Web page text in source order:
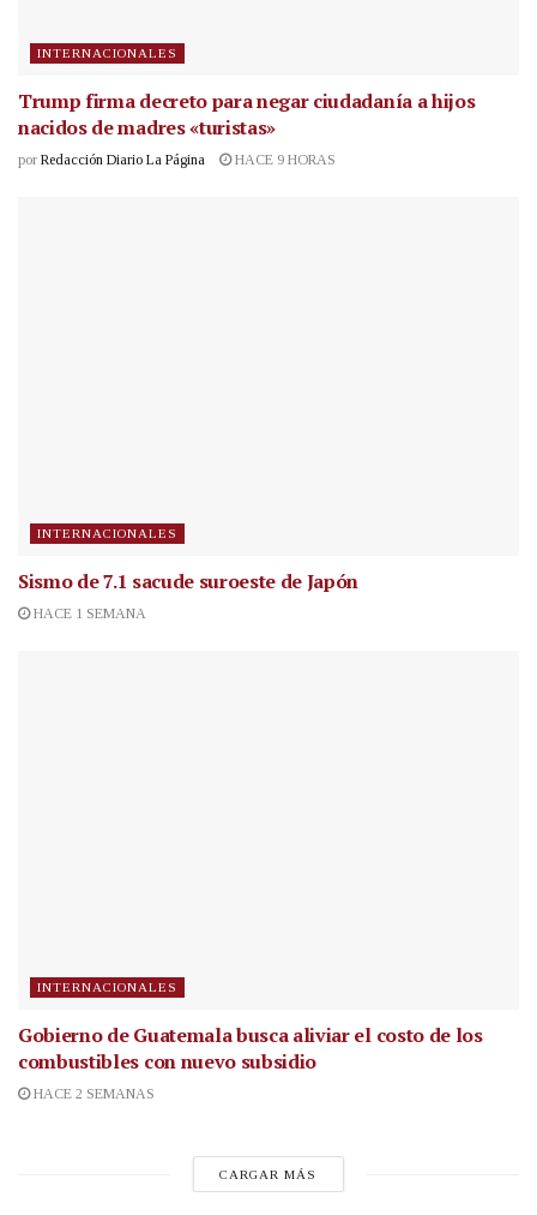
INTERNACIONALES
Trump firma decreto para negar ciudadanía a hijos
nacidos de madres «turistas»
por Redacción Diario La Página HACE 9 HORAS
INTERNACIONALES
Sismo de 7.1 sacude suroeste de Japón
HACE 1 SEMANA
INTERNACIONALES
Gobierno de Guatemala busca aliviar el costo de los
combustibles con nuevo subsidio
HACE 2 SEMANAS
CARGAR MÁS